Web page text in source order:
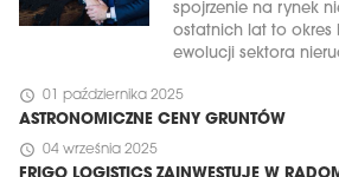
spojrzenie na rynek
ostatnich lat to okres
ewolucji sektora
schedule 01 października 2025
ASTRONOMICZNE CENY GRUNTÓW
schedule 04 września 2025